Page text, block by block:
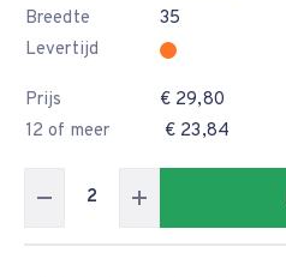
Breedte
35
Levertijd
Prijs
€ 29,80
12 of meer
€ 23,84